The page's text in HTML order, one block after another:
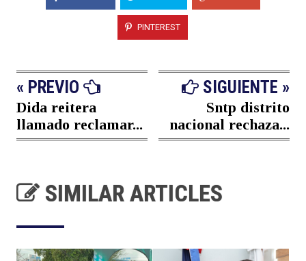
PINTEREST
« PREVIO
Dida reitera
llamado reclamar...
SIGUIENTE »
Sntp distrito
nacional rechaza...
SIMILAR ARTICLES